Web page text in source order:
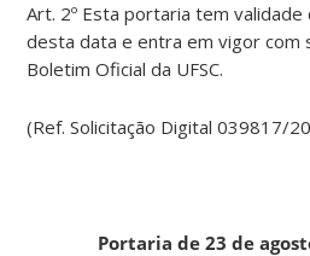
Art. 2º Esta portaria tem
desta data e entra em vigor com
Boletim Oficial da UFSC.
(Ref. Solicitação Digital 039817/
Portaria de 23 de